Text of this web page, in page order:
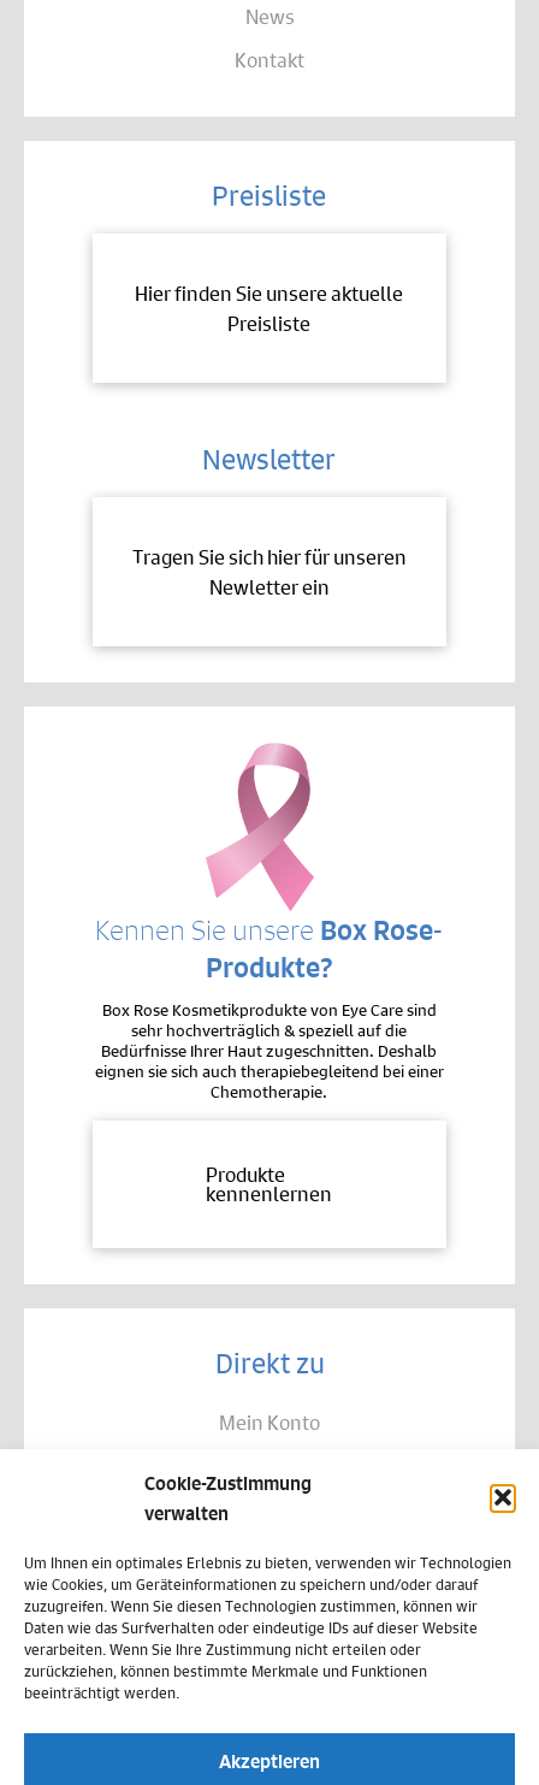
Cookie-Zustimmung
verwalten
Um Ihnen ein optimales Erlebnis zu bieten, verwenden wir Technologien
wie Cookies, um Geräteinformationen zu speichern und/oder darauf
zuzugreifen. Wenn Sie diesen Technologien zustimmen, können wir
Daten wie das Surfverhalten oder eindeutige IDs auf dieser Website
verarbeiten. Wenn Sie Ihre Zustimmung nicht erteilen oder
zurückziehen, können bestimmte Merkmale und Funktionen
beeinträchtigt werden.
Akzeptieren
News
Kontakt
Preisliste
Hier finden Sie unsere aktuelle
Preisliste
Newsletter
Tragen Sie sich hier für unseren
Newletter ein
Kennen Sie unsere Box Rose-
Produkte?
Box Rose Kosmetikprodukte von Eye Care sind
sehr hochverträglich & speziell auf die
Bedürfnisse Ihrer Haut zugeschnitten. Deshalb
eignen sie sich auch therapiebegleitend bei einer
Chemotherapie.
Produkte
kennenlernen
Direkt zu
Mein Konto
Allgemeine Geschäftsbedingungen
Datenschutz
Widerruf
Zahlungsweisen
Versand & Lieferung
Cookie-Richtlinie (EU)